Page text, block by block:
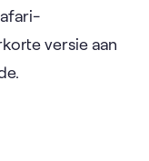
versie aan